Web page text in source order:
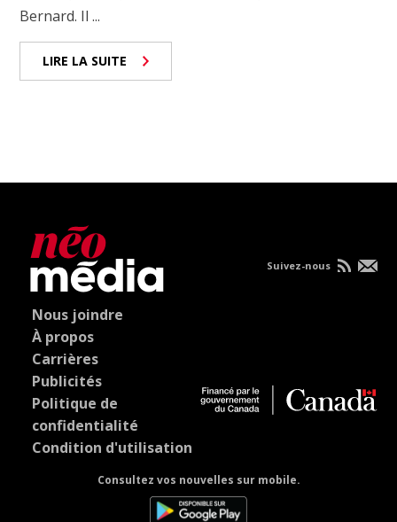
Bernard. Il ...
LIRE LA SUITE
Nous joindre
À propos
Carrières
Publicités
Politique de
confidentialité
Condition d'utilisation
Consultez vos nouvelles sur mobile.
Suivez-nous